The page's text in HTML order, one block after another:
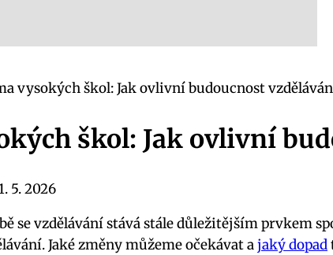
vysokých škol: Jak ovlivní budoucnost
škol: Jak ovlivní
5. 2026
se vzdělávání stává stále důležitějším prvkem
Jaké změny můžeme očekávat ajaký dopad